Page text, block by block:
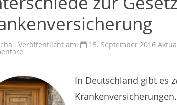
Veröffentlicht am: 15. September 2016
Unterschiede
zur
Gesetzlichen
Krankenversicherung
In Deutschland gibt es